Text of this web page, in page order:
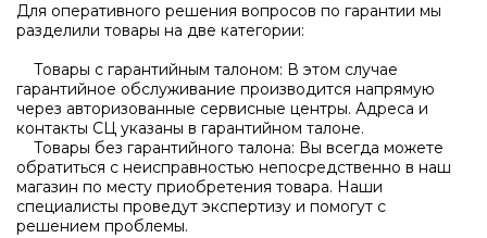
Для оперативного решения вопросов по гарантии мы
разделили товары на две категории:
Товары с гарантийным талоном: В этом случае
гарантийное обслуживание производится напрямую
через авторизованные сервисные центры. Адреса и
контакты СЦ указаны в гарантийном талоне.
Товары без гарантийного талона: Вы всегда можете
обратиться с неисправностью непосредственно в наш
магазин по месту приобретения товара. Наши
специалисты проведут экспертизу и помогут с
решением проблемы.